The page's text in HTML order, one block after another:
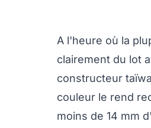
A l'heure où la
clairement du lot
constructeur
couleur le rend
moins de 14 mm